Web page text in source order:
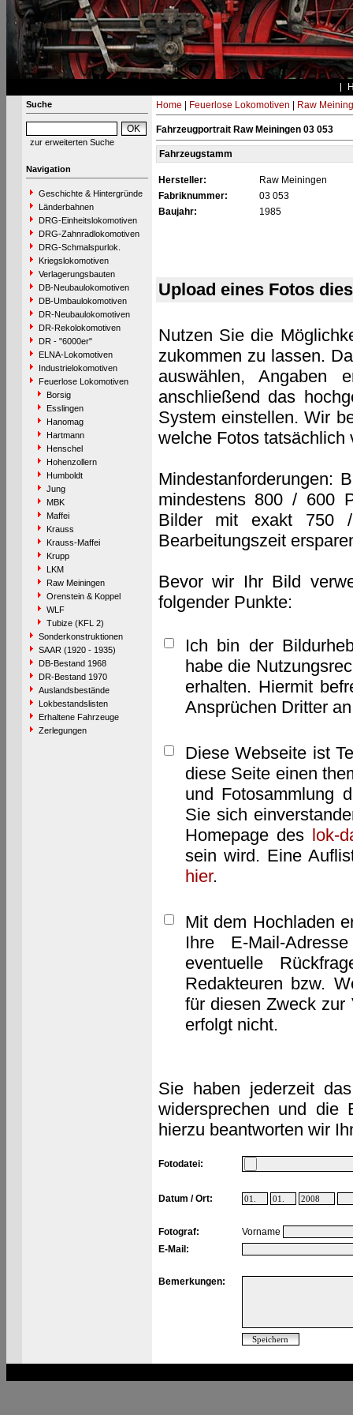
Suche
zur erweiterten Suche
Navigation
Geschichte & Hintergründe
Länderbahnen
DRG-Einheitslokomotiven
DRG-Zahnradlokomotiven
DRG-Schmalspurlok.
Kriegslokomotiven
Verlagerungsbauten
DB-Neubaulokomotiven
DB-Umbaulokomotiven
DR-Neubaulokomotiven
DR-Rekolokomotiven
DR - "6000er"
ELNA-Lokomotiven
Industrielokomotiven
Feuerlose Lokomotiven
Borsig
Esslingen
Hanomag
Hartmann
Henschel
Hohenzollern
Humboldt
Jung
MBK
Maffei
Krauss
Krauss-Maffei
Krupp
LKM
Raw Meiningen
Orenstein & Koppel
WLF
Tubize (KFL 2)
Sonderkonstruktionen
SAAR (1920 - 1935)
DB-Bestand 1968
DR-Bestand 1970
Auslandsbestände
Lokbestandslisten
Erhaltene Fahrzeuge
Zerlegungen
Home Feuerlose Lokomotiven Raw
Fahrzeugportrait Raw Meiningen 03 053
Fahrzeugstamm
Hersteller:
Raw Meiningen
Fabriknummer:
03 053
Baujahr:
1985
Upload eines Fotos
Nutzen Sie die
zukommen zu lassen.
auswählen, Angaben
anschließend das
System einstellen. Wir
welche Fotos tatsächlich
Mindestanforderungen:
mindestens 800 / 600
Bilder mit exakt 750
Bearbeitungszeit
Bevor wir Ihr Bild
folgender Punkte:
Ich bin der
habe die
erhalten. Hiermit
Ansprüchen Dritter
Diese Webseite ist
diese Seite einen
und Fotosammlung
Sie sich
Homepage des lok-
sein wird. Eine
hier.
Mit dem Hochladen
Ihre E-Mail-
eventuelle
Redakteuren bzw.
für diesen Zweck zur
erfolgt nicht.
Sie haben jederzeit
widersprechen und die
hierzu beantworten wir
Fotodatei:
Datum / Ort:
Fotograf:
Vorname
E-Mail:
Bemerkungen: